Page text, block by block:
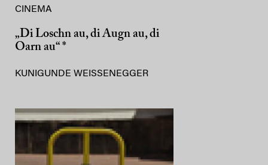
CINEMA
„Di Loschn au, di Augn au, di
Oarn au“ *
KUNIGUNDE WEISSENEGGER